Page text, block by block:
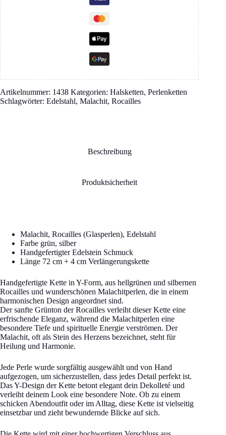
Artikelnummer: 1438 Kategorien: Halsketten, Perlenketten
Schlagwörter: Edelstahl, Malachit, Rocailles
Beschreibung
Produktsicherheit
Malachit, Rocailles (Glasperlen), Edelstahl
Farbe grün, silber
Handgefertigter Edelstein Schmuck
Länge 72 cm + 4 cm Verlängerungskette
Handgefertigte Kette in Y-Form, aus hellgrünen und silbernen
Rocailles und wunderschönen Malachitperlen, die in einem
harmonischen Design angeordnet sind.
Der sanfte Grünton der Rocailles verleiht dieser Kette eine
erfrischende Eleganz, während die Malachitperlen eine
besondere Tiefe und spirituelle Energie verströmen. Der
Malachit, oft als Stein des Herzens bezeichnet, steht für
Heilung und Harmonie.
Jede Perle wurde sorgfältig ausgewählt und von Hand
aufgezogen, um sicherzustellen, dass jedes Detail perfekt ist.
Das Y-Design der Kette betont elegant dein Dekolleté und
verleiht deinem Look eine besondere Note. Ob zu einem
schicken Abendoutfit oder im Alltag, diese Kette ist vielseitig
einsetzbar und zieht bewundernde Blicke auf sich.